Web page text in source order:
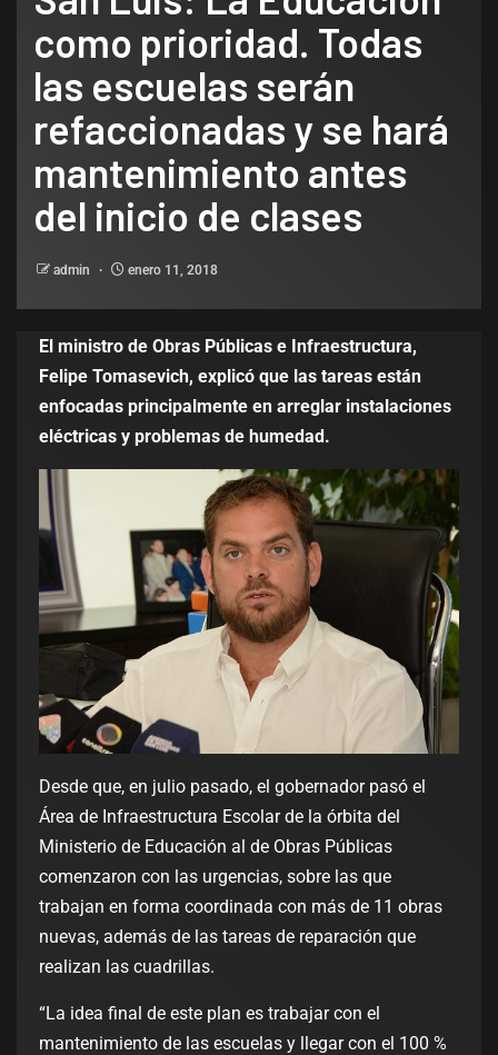
como prioridad. Todas
las escuelas serán
refaccionadas y se hará
mantenimiento antes
del inicio de clases
admin enero 11, 2018
El ministro de Obras Públicas e Infraestructura,
Felipe Tomasevich, explicó que las tareas están
enfocadas principalmente en arreglar instalaciones
eléctricas y problemas de humedad.
Desde que, en julio pasado, el gobernador pasó el
Área de Infraestructura Escolar de la órbita del
Ministerio de Educación al de Obras Públicas
comenzaron con las urgencias, sobre las que
trabajan en forma coordinada con más de 11 obras
nuevas, además de las tareas de reparación que
realizan las cuadrillas.
“La idea final de este plan es trabajar con el
mantenimiento de las escuelas y llegar con el 100 %